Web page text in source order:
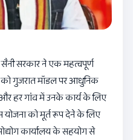
सरकार ने एक महत्वपूर्ण
गुजरात मॉडल पर आधुनिक
हर गांव में उनके कार्य के लिए
को मूर्त रूप देने के लिए
कार्यालय के सहयोग से